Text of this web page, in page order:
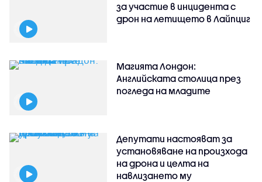
за участие в инцидента с
дрон на летището в Лайпциг
Магията Лондон:
Английската столица през
погледа на младите
Депутати настояват за
установяване на произхода
на дрона и целта на
навлизането му